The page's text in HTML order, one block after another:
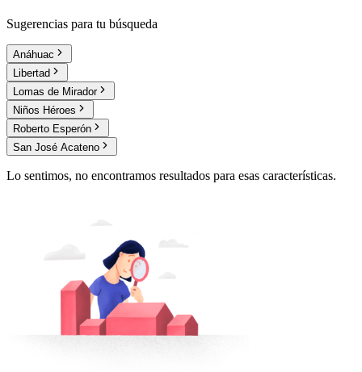
Sugerencias para tu búsqueda
Anáhuac
Libertad
Lomas de Mirador
Niños Héroes
Roberto Esperón
San José Acateno
Lo sentimos, no encontramos resultados para esas características.